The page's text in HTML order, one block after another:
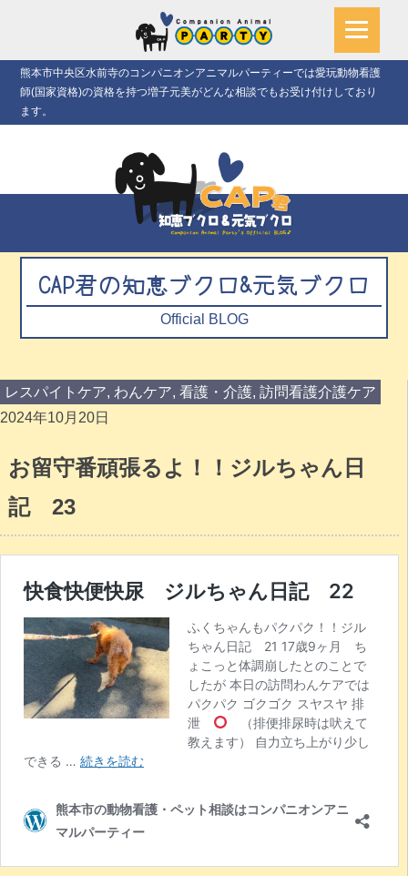
熊本市中央区水前寺のコンパニオンアニマルパーティーでは愛玩動物看護
師(国家資格)の資格を持つ増子元美がどんな相談でもお受け付けしており
ます。
CAP君の知恵ブクロ&元気ブクロ
Official BLOG
レスパイトケア, わんケア, 看護・介護, 訪問看護介護ケア
2024年10月20日
お留守番頑張るよ！！ジルちゃん日
記 23